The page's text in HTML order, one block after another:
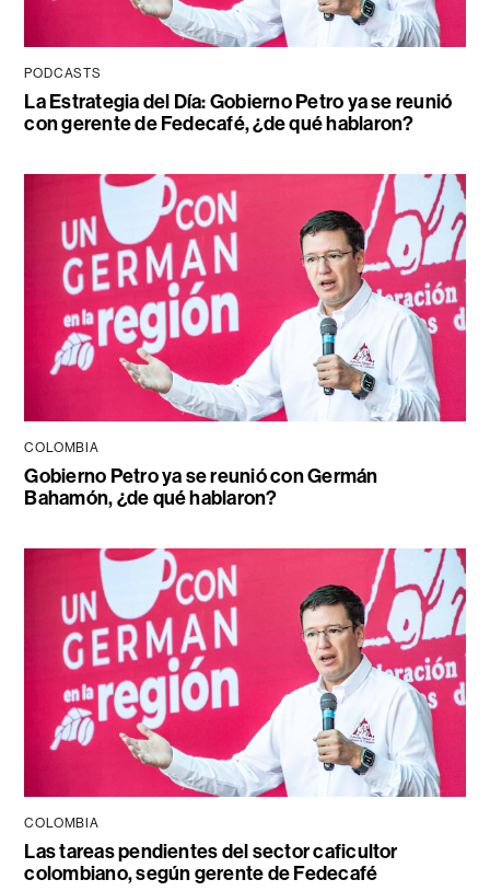
PODCASTS
La Estrategia del Día: Gobierno Petro ya se reunió
con gerente de Fedecafé, ¿de qué hablaron?
COLOMBIA
Gobierno Petro ya se reunió con Germán
Bahamón, ¿de qué hablaron?
COLOMBIA
Las tareas pendientes del sector caficultor
colombiano, según gerente de Fedecafé